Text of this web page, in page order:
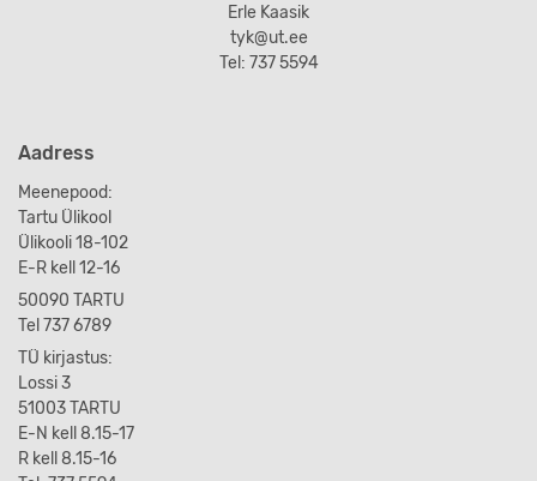
Erle Kaasik
tyk@ut.ee
Tel: 737 5594
Aadress
Meenepood:
Tartu Ülikool
Ülikooli 18-102
E-R kell 12-16
50090 TARTU
Tel 737 6789
TÜ kirjastus:
Lossi 3
51003 TARTU
E-N kell 8.15-17
R kell 8.15-16